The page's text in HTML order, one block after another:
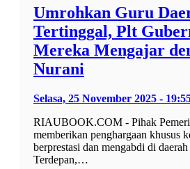
Umrohkan Guru
Tertinggal, Plt
Mereka Mengajar
Nurani
Selasa, 25 November 2025 -
RIAUBOOK.COM - Pihak
memberikan penghargaan khusus
berprestasi dan mengabdi di
Terdepan,…